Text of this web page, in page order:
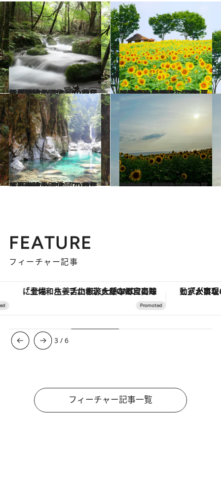
2023.8.5
【夏の絶景画像】2023年版 関東エリアの夏の絶景＆風物詩の画像（70点）
旅＆お出かけ 2023.8.2
【夏の絶景画像】2023年版 中部・北陸エリアの夏の絶景＆風物詩の画像（90点）
旅＆お出かけ
2023.8.1
【夏の絶景画像】2023年版 近畿エリアの夏の絶景＆風物詩の画像（70点）
旅＆お出かけ 2023.8.3
【夏の絶景画像】2023年版 九州・沖縄エリアの夏の絶景＆風物詩の画像（80点）
旅＆お出かけ
FEATURE
フィーチャー記事
「土佐和ハーブかき氷」がOMO7高知に登場！生姜、山椒、大葉など目にも舌にも涼を呼ぶ郷土の味
3 /6
フィーチャー記事一覧